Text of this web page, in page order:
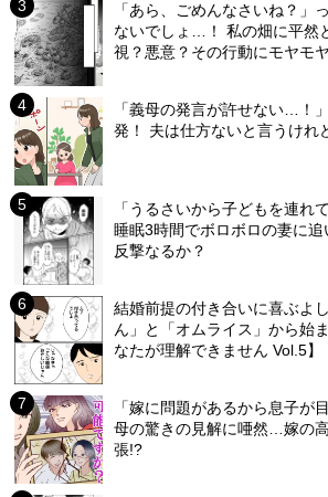
「あら、ごめんなさいね？」
ないでしょ…！ 私の畑に平然
視？悪意？その行動にモヤモ
「義母の発言が許せない…！
発！ 夫は仕方ないと言うけれ
「うるさいから子どもを連れ
睡眠3時間でボロボロの妻に
反撃なるか？
結婚前提の付き合いに喜ぶよ
ん」と「オムライス」から始
なたが理解できません Vol.5】
「嫁に問題があるから息子が
母の驚きの見解に唖然…嫁の
張!?